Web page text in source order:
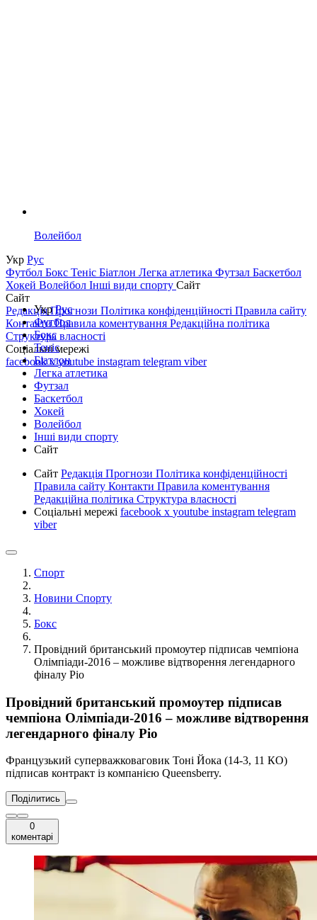
Волейбол
Укр Рус
Футбол Бокс Теніс Біатлон Легка атлетика Футзал Баскетбол
Хокей Волейбол Інші види спорту Сайт
Сайт
РедакціяПрогнози Політика конфіденційності Правила сайту
КонтактиПравила коментування Редакційна політика
Структура власності
Соціальні мережі
facebookxyoutube instagram telegram viber
УкрРус
Футбол
Бокс
Теніс
Біатлон
Легка атлетика
Футзал
Баскетбол
Хокей
Волейбол
Інші види спорту
Сайт
Сайт Редакція Прогнози Політика конфіденційності
Правила сайту Контакти Правила коментування
Редакційна політика Структура власності
Соціальні мережі facebook x youtube instagram telegram
viber
Спорт
Новини Спорту
Бокс
Провідний британський промоутер підписав чемпіона
Олімпіади-2016 – можливе відтворення легендарного
фіналу Ріо
Провідний британський промоутер підписав
чемпіона Олімпіади-2016 – можливе відтворення
легендарного фіналу Ріо
Французький суперважковаговик Тоні Йока (14-3, 11 КО)
підписав контракт із компанією Queensberry.
Поділитись
0
коментарі